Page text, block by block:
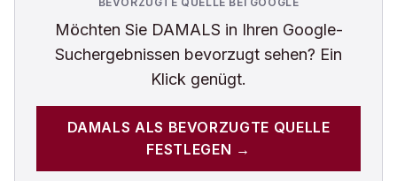
Möchten Sie DAMALS in Ihren Google-
Suchergebnissen bevorzugt sehen? Ein
Klick genügt.
DAMALS ALS BEVORZUGTE QUELLE
FESTLEGEN →